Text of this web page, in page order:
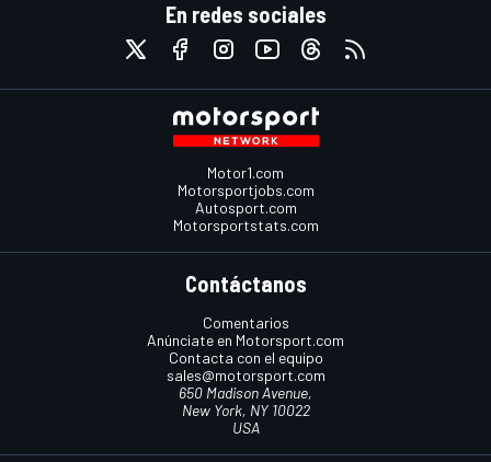
En redes sociales
Motor1.com
Motorsportjobs.com
Autosport.com
Motorsportstats.com
Contáctanos
Comentarios
Anúnciate en Motorsport.com
Contacta con el equipo
sales@motorsport.com
650 Madison Avenue,
New York, NY 10022
USA